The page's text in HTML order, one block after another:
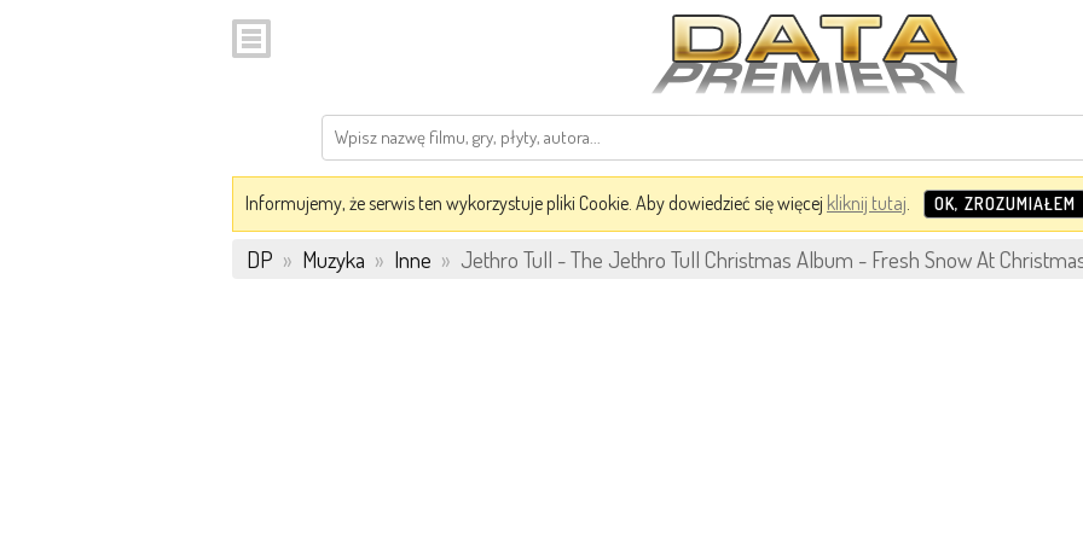
Informujemy, że serwis ten wykorzystuje pliki Cookie. Aby dowiedzieć się więcej kliknij tutaj. OK, ZROZUMIAŁEM
DP » Muzyka » Inne » Jethro Tull - The Jethro Tull Christmas Album - Fresh Snow At